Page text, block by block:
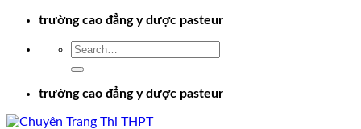
Chuyểntrường cao đẳng y dược pasteur
trường cao đẳng y dược pasteur